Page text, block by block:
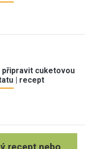
připravit cuketovou
| recept
recept nebo